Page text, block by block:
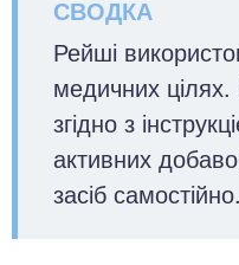
Рейші
медичних
згідно з
активних
засіб самостійно.